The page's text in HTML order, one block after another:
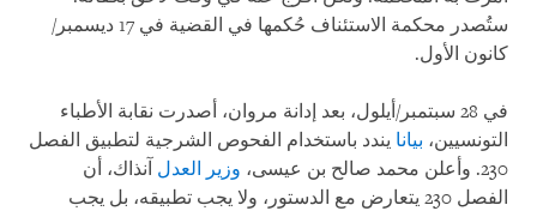
ستُصدر محكمة الاستئناف حُكمها في القضية في 17 ديسمبر/
كانون الأول.
في 28 سبتمبر/أيلول، بعد إدانة مروان، أصدرت نقابة الأطباء
التونسيين، بيانا يندد باستخدام الفحوص الشرجية لتطبيق الفصل
230. وأعلن محمد صالح بن عيسى،
وزير العدل آنذاك، أن
الفصل 230 يتعارض مع الدستور، ولا يجب تطبيقه، بل يجب